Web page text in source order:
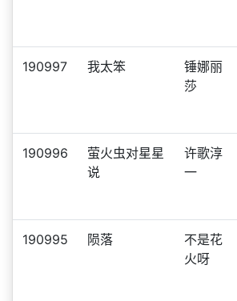
190997 我太笨
锤娜丽
莎
190996
萤火虫对星星
说
许歌淳
一
190995 陨落
不是花
火呀